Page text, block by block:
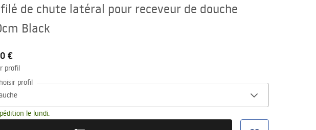
de chute latéral pour receveur de douche
Black
€
profil
profil
le lundi.